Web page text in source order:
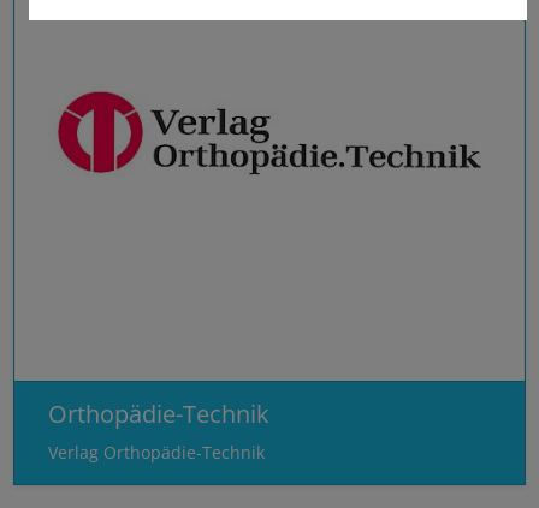
Orthopädie-Technik
Verlag Orthopädie-Technik
Statistisch
Externer Inhalt
Details anzeigen
Impressum|